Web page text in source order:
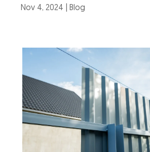
Nov 4, 2024 |Blog